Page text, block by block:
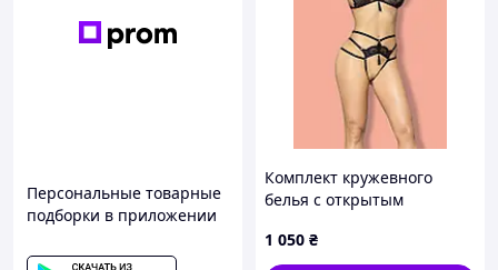
Персональные товарные
подборки в приложении
Комплект кружевного
белья с открытым
черный, One Size
1 050 ₴